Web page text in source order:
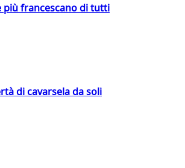
più francescano di tutti
di cavarsela da soli